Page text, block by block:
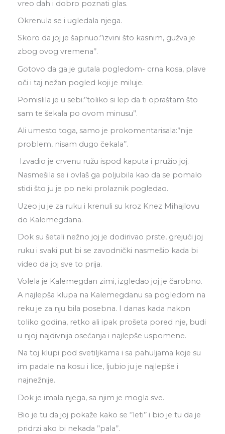
vreo dah i dobro poznati glas.
Okrenula se i ugledala njega.
Skoro da joj je šapnuo:’’izvini što kasnim, gužva je
zbog ovog vremena’’.
Gotovo da ga je gutala pogledom- crna kosa, plave
oči i taj nežan pogled koji je miluje.
Pomislila je u sebi:’’toliko si lep da ti opraštam što
sam te šekala po ovom minusu’’.
Ali umesto toga, samo je prokomentarisala:’’nije
problem, nisam dugo čekala’’.
Izvadio je crvenu ružu ispod kaputa i pružio joj.
Nasmešila se i ovlaš ga poljubila kao da se pomalo
stidi što ju je po neki prolaznik pogledao.
Uzeo ju je za ruku i krenuli su kroz Knez Mihajlovu
do Kalemegdana.
Dok su šetali nežno joj je dodirivao prste, grejući joj
ruku i svaki put bi se zavodnički nasmešio kada bi
video da joj sve to prija.
Volela je Kalemegdan zimi, izgledao joj je čarobno.
A najlepša klupa na Kalemegdanu sa pogledom na
reku je za nju bila posebna. I danas kada nakon
toliko godina, retko ali ipak prošeta pored nje, budi
u njoj najdivnija osećanja i najlepše uspomene.
Na toj klupi pod svetiljkama i sa pahuljama koje su
im padale na kosu i lice, ljubio ju je najlepše i
najnežnije.
Dok je imala njega, sa njim je mogla sve.
Bio je tu da joj pokaže kako se ‘’leti’’ i bio je tu da je
pridrzi ako bi nekada ’’pala’’.